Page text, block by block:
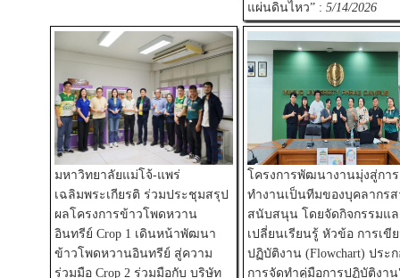
แผ่นดินไหว” : 5/14/2026
มหาวิทยาลัยแม่โจ้-แพร่
เฉลิมพระเกียรติ ร่วมประชุมสรุป
ผลโครงการข้าวโพดหวาน
อินทรีย์ Crop 1 เดินหน้าพัฒนา
ข้าวโพดหวานอินทรีย์ สู่ความ
ร่วมมือ Crop 2 ร่วมมือกับ บริษัท
โครงการพัฒนางานมุ่งสู่การ
ทำงานเป็นทีมของบุคลากรส
สนับสนุน โดยจัดกิจกรรมแ
เปลี่ยนเรียนรู้ หัวข้อ การเขี
ปฏิบัติงาน (Flowchart) ประ
การจัดทำคู่มือการปฏิบัติงา